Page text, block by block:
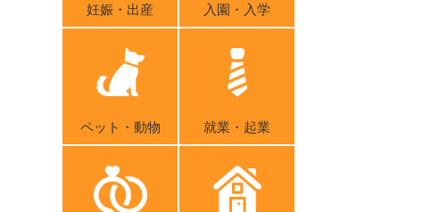
妊娠・出産 入園・入学
ペット・動物 就業・起業